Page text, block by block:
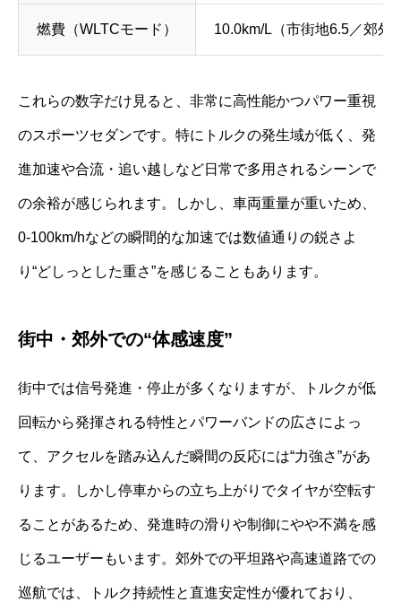
燃費（WLTCモード） 10.0km/L（市街地6.5／郊外
これらの数字だけ見ると、非常に高性能かつパワー重視
のスポーツセダンです。特にトルクの発生域が低く、発
進加速や合流・追い越しなど日常で多用されるシーンで
の余裕が感じられます。しかし、車両重量が重いため、
0-100km/hなどの瞬間的な加速では数値通りの鋭さよ
り“どしっとした重さ”を感じることもあります。
街中・郊外での“体感速度”
街中では信号発進・停止が多くなりますが、トルクが低
回転から発揮される特性とパワーバンドの広さによっ
て、アクセルを踏み込んだ瞬間の反応には“力強さ”があ
ります。しかし停車からの立ち上がりでタイヤが空転す
ることがあるため、発進時の滑りや制御にやや不満を感
じるユーザーもいます。郊外での平坦路や高速道路での
巡航では、トルク持続性と直進安定性が優れており、